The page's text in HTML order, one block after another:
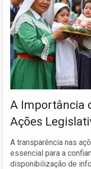
A Importância
Ações
A transparência nas
essencial para a
disponibilização de